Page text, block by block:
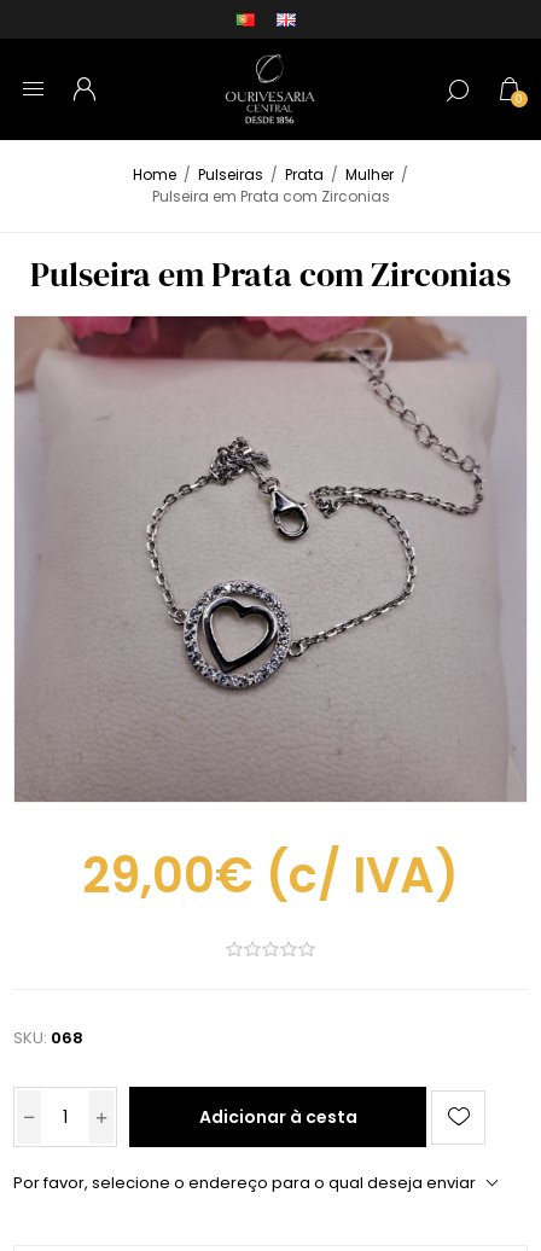
0
Home / Pulseiras / Prata / Mulher /
Pulseira em Prata com Zirconias
Pulseira em Prata com Zirconias
29,00€ (c/ IVA)
SKU: 068
Adicionar à cesta
Por favor, selecione o endereço para o qual deseja enviar